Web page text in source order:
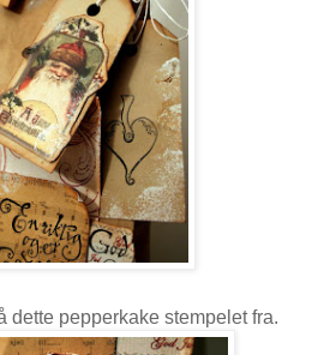
dette pepperkake stempelet fra.